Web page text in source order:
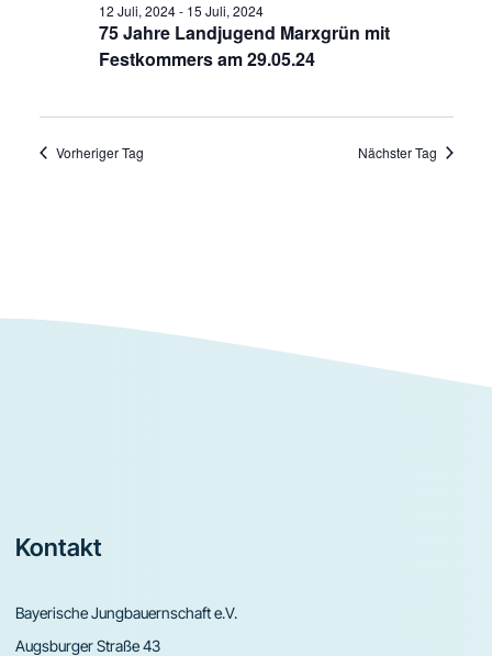
75 Jahre Landjugend Marxgrün mit
Festkommers am 29.05.24
12 Juli, 2024- 15 Juli, 2024
Vorheriger Tag Nächster Tag
Footer
Kontakt
Bayerische Jungbauernschaft e.V.
Augsburger Straße 43